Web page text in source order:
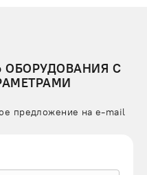
ОБОРУДОВАНИЯ С
предложение на e-mail